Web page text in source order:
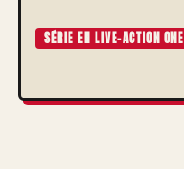
SÉRIE EN LIVE-ACTION